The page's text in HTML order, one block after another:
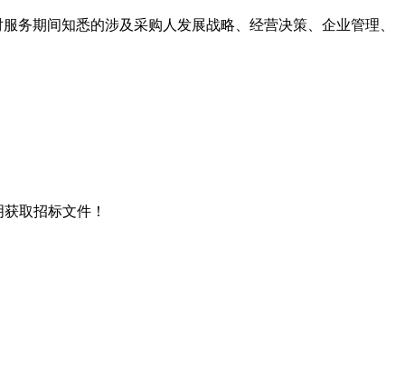
务期间知悉的涉及采购人发展战略、经营决策、企业管理、
取招标文件！